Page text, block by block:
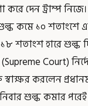
দেন ট্রাম্প
কমে ১০ শতাংশে
শতাংশ হারে শুল্ক
Court)
করলেন
শুল্ক কমার পরেই